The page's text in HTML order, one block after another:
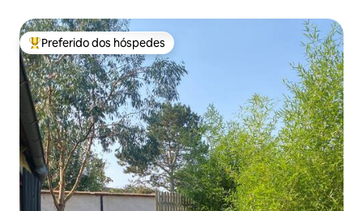
Entre os melhores preferidos dos hóspedes
Preferido dos hóspedes